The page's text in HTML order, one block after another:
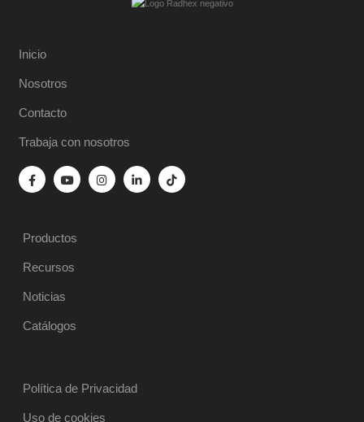
Inicio
Nosotros
Contacto
Trabaja con nosotros
Productos
Recursos
Noticias
Catálogos
Política de Privacidad
Uso de cookies